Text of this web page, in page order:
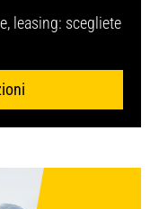
leasing: scegliete